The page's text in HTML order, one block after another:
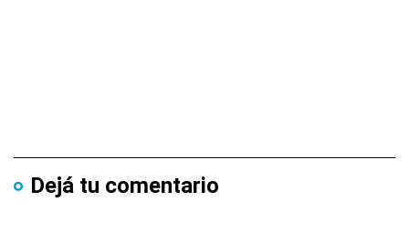
Dejá tu comentario